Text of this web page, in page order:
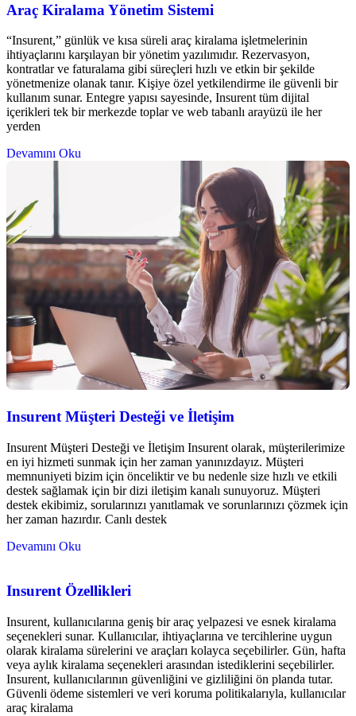
Araç Kiralama Yönetim Sistemi
“Insurent,” günlük ve kısa süreli araç kiralama işletmelerinin
ihtiyaçlarını karşılayan bir yönetim yazılımıdır. Rezervasyon,
kontratlar ve faturalama gibi süreçleri hızlı ve etkin bir şekilde
yönetmenize olanak tanır. Kişiye özel yetkilendirme ile güvenli bir
kullanım sunar. Entegre yapısı sayesinde, Insurent tüm dijital
içerikleri tek bir merkezde toplar ve web tabanlı arayüzü ile her
yerden
Devamını Oku
Insurent Müşteri Desteği ve İletişim
Insurent Müşteri Desteği ve İletişim Insurent olarak, müşterilerimize
en iyi hizmeti sunmak için her zaman yanınızdayız. Müşteri
memnuniyeti bizim için önceliktir ve bu nedenle size hızlı ve etkili
destek sağlamak için bir dizi iletişim kanalı sunuyoruz. Müşteri
destek ekibimiz, sorularınızı yanıtlamak ve sorunlarınızı çözmek için
her zaman hazırdır. Canlı destek
Devamını Oku
Insurent Özellikleri
Insurent, kullanıcılarına geniş bir araç yelpazesi ve esnek kiralama
seçenekleri sunar. Kullanıcılar, ihtiyaçlarına ve tercihlerine uygun
olarak kiralama sürelerini ve araçları kolayca seçebilirler. Gün, hafta
veya aylık kiralama seçenekleri arasından istediklerini seçebilirler.
Insurent, kullanıcılarının güvenliğini ve gizliliğini ön planda tutar.
Güvenli ödeme sistemleri ve veri koruma politikalarıyla, kullanıcılar
araç kiralama